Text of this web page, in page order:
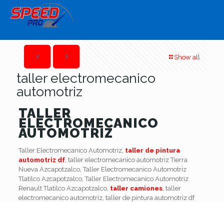
Show all
taller electromecanico
automotriz
TALLER
ELECTROMECANICO
AUTOMOTRIZ
Taller Electromecanico Automotriz, taller de pintura
automotriz df, taller electromecanico automotriz Tierra
Nueva Azcapotzalco, Taller Electromecanico Automotriz
Tlatilco Azcapotzalco, Taller Electromecanico Automotriz
Renault Tlatilco Azcapotzalco, taller camiones, taller
electromecanico automotriz, taller de pintura automotriz df